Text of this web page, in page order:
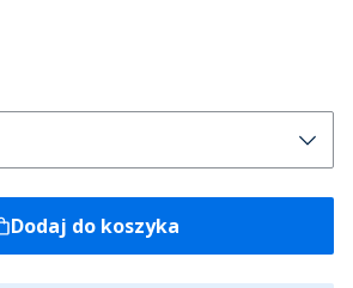
Dodaj do koszyka